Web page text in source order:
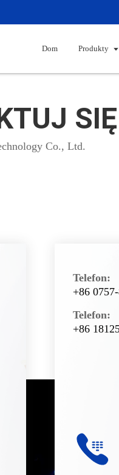
Dom Produkty
Co., Ltd.
Telefon:
+86
Telefon:
+86